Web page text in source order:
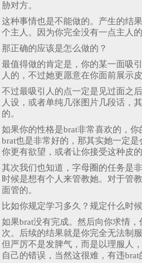
胁对方。
这种事情也是不能做的。产生的结
个主人。因为你完全没有一点主人的
那正确的应该是怎么做的？
最值得做的肯定是，你的某一面吸
人的，不过她更愿意在你面前展示
不过最吸引人的点一定是见过面之
人设，或者单纯几张图片几段话，
的。
如果你的性格是brat非常喜欢的，
brat也是非常好的，那其实她一定
你更有欲望，或者让你接受这种皮的
其次我们也知道，字母圈的任务是
时候是想有个人来管教她。对于管
面管的。
比如你规定学习多久？规定什么时
如果brat没有完成。然后向你求情
次。后续的结果就是你完全无法制
但严厉不是发脾气，而是以理服人
自己的错误，当然这很难，有违brat